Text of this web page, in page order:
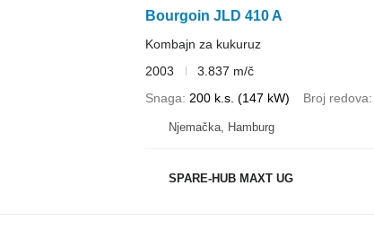
Bourgoin JLD 410 A
Kombajn za kukuruz
2003
3.837 m/č
Snaga
200 k.s. (147 kW) Broj redova
Njemačka, Hamburg
SPARE-HUB MAXT UG